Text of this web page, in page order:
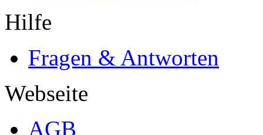
Hilfe
Fragen & Antworten
Webseite
AGB